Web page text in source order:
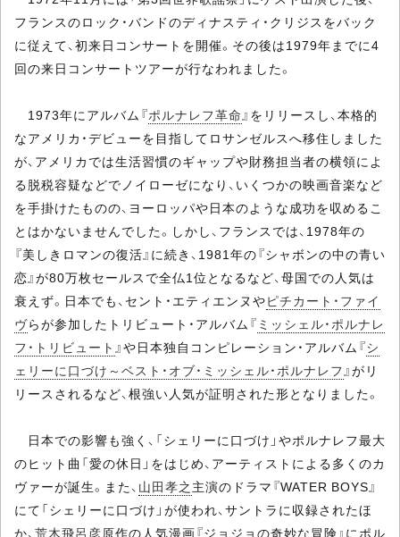
フランスのロック・バンドのディナスティ・クリジスをバック
に従えて、初来日コンサートを開催。その後は1979年までに4
回の来日コンサートツアーが行なわれました。
1973年にアルバム『ポルナレフ革命』をリリースし、本格的
なアメリカ・デビューを目指してロサンゼルスへ移住しました
が、アメリカでは生活習慣のギャップや財務担当者の横領によ
る脱税容疑などでノイローゼになり、いくつかの映画音楽など
を手掛けたものの、ヨーロッパや日本のような成功を収めるこ
とはかないませんでした。しかし、フランスでは、1978年の
『美しきロマンの復活』に続き、1981年の『シャボンの中の青い
恋』が80万枚セールスで全仏1位となるなど、母国での人気は
衰えず。日本でも、セント・エティエンヌやピチカート・ファイ
ヴらが参加したトリビュート・アルバム『 ミッシェル・ポルナレ
フ・トリビュート 』や日本独自コンピレーション・アルバム『シ
ェリーに口づけ～ベスト・オブ・ミッシェル・ポルナレフ』がリ
リースされるなど、根強い人気が証明された形となりました。
日本での影響も強く、「シェリーに口づけ」やポルナレフ最大
のヒット曲「愛の休日」をはじめ、アーティストによる多くのカ
ヴァーが誕生。また、 山田孝之 主演のドラマ『WATER BOYS』
にて「シェリーに口づけ」が使われ、サントラに収録されたほ
か、 荒木飛呂彦原作の人気漫画『ジョジョの奇妙な冒険』にポル